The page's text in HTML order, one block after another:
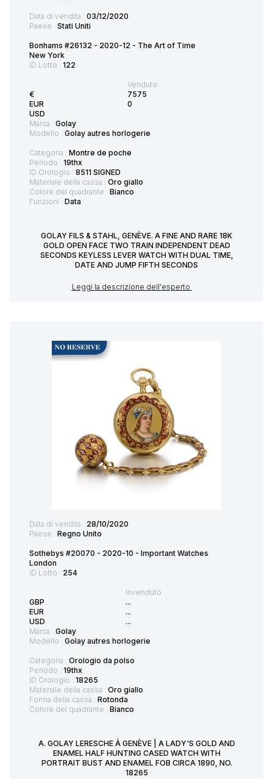
Data di vendita : 03/12/2020
Paese : Stati Uniti
Bonhams #26132 - 2020-12 - The Art of Time
New York
ID Lotto : 122
€
EUR
USD
Venduto:
7575
0
Marca : Golay
Modello : Golay autres horlogerie
Categoria : Montre de poche
Periodo : 19thx
ID Orologio : 8511 SIGNED
Materiale della cassa : Oro giallo
Colore del quadrante : Bianco
Funzioni : Data
GOLAY FILS & STAHL, GENÈVE. A FINE AND RARE 18K
GOLD OPEN FACE TWO TRAIN INDEPENDENT DEAD
SECONDS KEYLESS LEVER WATCH WITH DUAL TIME,
DATE AND JUMP FIFTH SECONDS
Leggi la descrizione dell'esperto
Data di vendita : 28/10/2020
Paese : Regno Unito
Sothebys #20070 - 2020-10 - Important Watches
London
ID Lotto : 254
GBP
EUR
USD
Invenduto
...
...
...
Marca : Golay
Modello : Golay autres horlogerie
Categoria : Orologio da polso
Periodo : 19thx
ID Orologio : 18265
Materiale della cassa : Oro giallo
Forma della cassa : Rotonda
Colore del quadrante : Bianco
A. GOLAY LERESCHE À GENÈVE | A LADY'S GOLD AND
ENAMEL HALF HUNTING CASED WATCH WITH
PORTRAIT BUST AND ENAMEL FOB CIRCA 1890, NO.
18265